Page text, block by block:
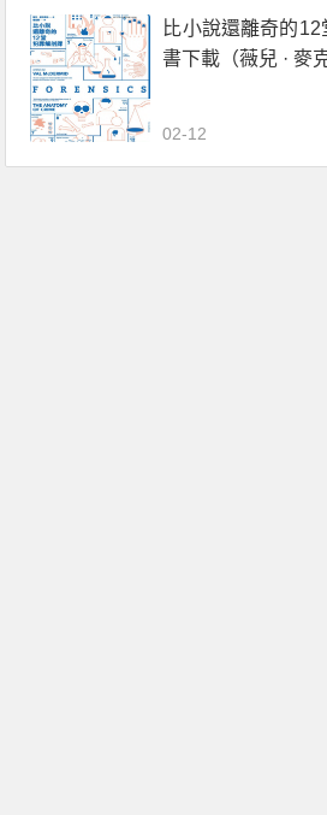
比小說還離奇的
書下載（薇兒 · 麥
02-12